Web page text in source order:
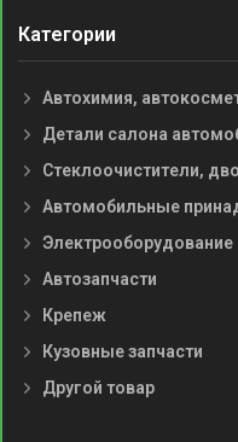
Категории
Автохимия,
Детали салона
Стеклоочистители,
Автомобильные
Автозапчасти
Крепеж
Кузовные запчасти
Другой товар